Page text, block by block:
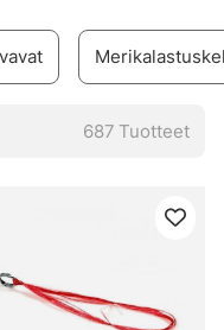
687 Tuotteet